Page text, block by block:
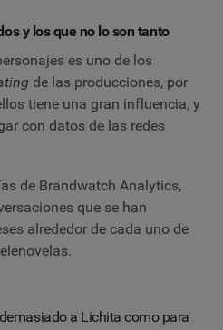
y los que no lo son tanto
es uno de los
de las producciones, por
tiene una gran influencia, y
con datos de las redes
de Brandwatch Analytics,
que se han
alrededor de cada uno de
a Lichita como para